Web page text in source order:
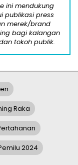
ini mendukung
publikasi press
merek/brand
bagi kalangan
tokoh publik.
Raka
2024